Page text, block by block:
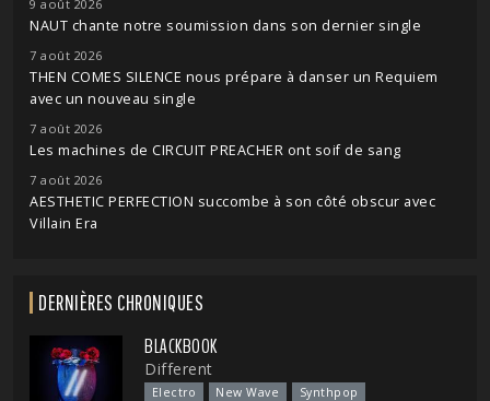
9 août 2026
NAUT chante notre soumission dans son dernier single
7 août 2026
THEN COMES SILENCE nous prépare à danser un Requiem
avec un nouveau single
7 août 2026
Les machines de CIRCUIT PREACHER ont soif de sang
7 août 2026
AESTHETIC PERFECTION succombe à son côté obscur avec
Villain Era
DERNIÈRES CHRONIQUES
BLACKBOOK
Different
Electro New Wave Synthpop